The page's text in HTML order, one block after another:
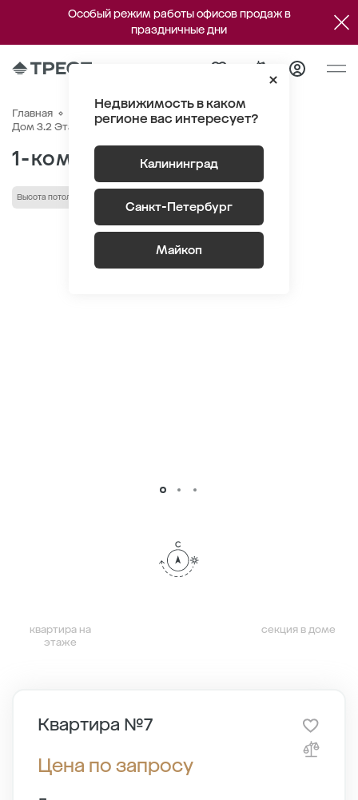
Особый режим работы офисов продаж в
праздничные дни
Недвижимость в каком
регионе вас интересует?
Калининград
Санкт-Петербург
Майкоп
Главная Квартиры
Генплан
Дом 3.2 Этаж 1
Секция 1 Квартира №7
1-комнатная 41.1 м
Высота потолка 3.00 м
квартира на
этаже
секция в доме
Квартира №7
Цена по запросу